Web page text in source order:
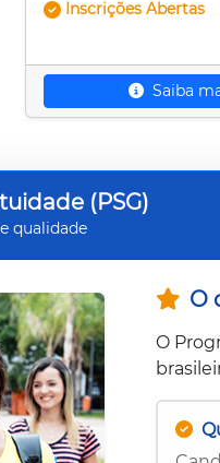
Inscrições Abertas
Saiba
(PSG)
qualidade
O
O